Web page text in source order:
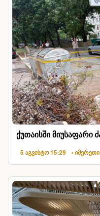
ქუთაისში მიუსაფარი
5 აგვისტო 15:29 • იმერეთი